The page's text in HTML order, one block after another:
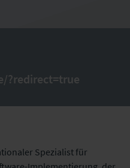
?redirect=true
Spezialist für